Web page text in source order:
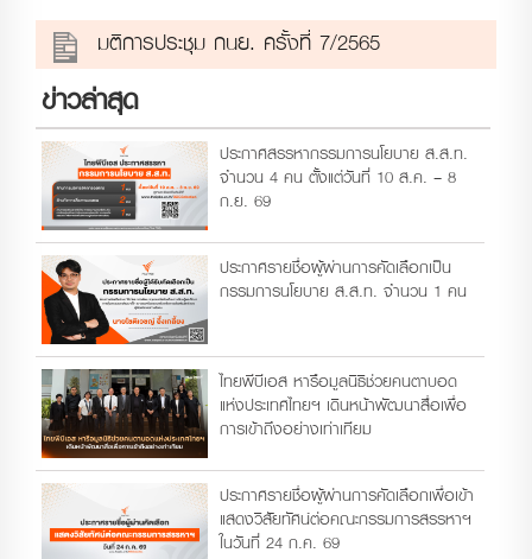
มติการประชุม กนย. ครั้งที่ 7/2565
ข่าวล่าสุด
ประกาศสรรหากรรมการนโยบาย ส.ส.ท.
จำนวน 4 คน ตั้งแต่วันที่ 10 ส.ค. – 8
ก.ย. 69
ประกาศรายชื่อผู้ผ่านการคัดเลือกเป็น
กรรมการนโยบาย ส.ส.ท. จำนวน 1 คน
ไทยพีบีเอส หารือมูลนิธิช่วยคนตาบอด
แห่งประเทศไทยฯ เดินหน้าพัฒนาสื่อเพื่อ
การเข้าถึงอย่างเท่าเทียม
ประกาศรายชื่อผู้ผ่านการคัดเลือกเพื่อเข้า
แสดงวิสัยทัศน์ต่อคณะกรรมการสรรหาฯ
ในวันที่ 24 ก.ค. 69